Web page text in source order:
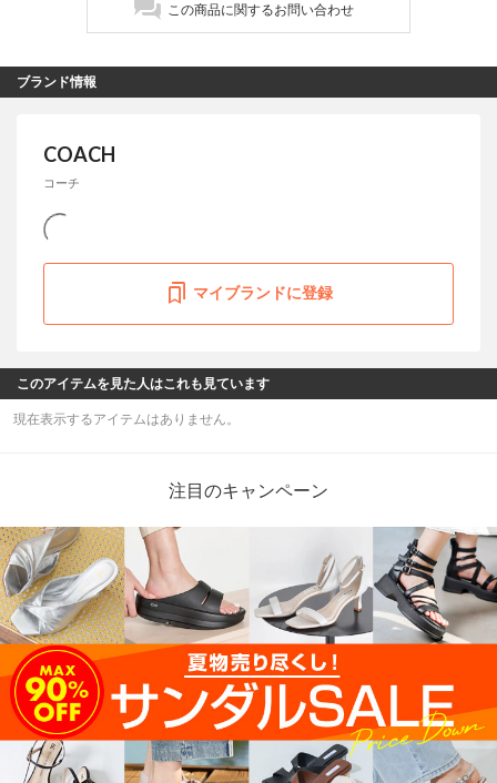
この商品に関するお問い合わせ
ブランド情報
COACH
コーチ
マイブランドに登録
このアイテムを見た人はこれも見ています
現在表示するアイテムはありません。
注目のキャンペーン